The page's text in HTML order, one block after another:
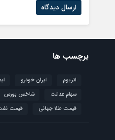
برچسب ها
اتریوم ایران خودرو
سهام عدالت
شاخص بورس
قیمت طلا جهانی
قیمت